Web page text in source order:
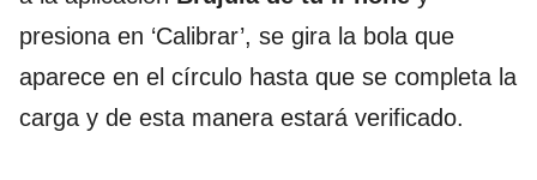
presiona en ‘Calibrar’, se gira la bola que
aparece en el círculo hasta que se completa la
carga y de esta manera estará verificado.